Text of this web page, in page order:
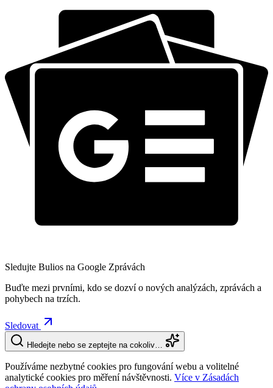
Sledujte Bulios na Google Zprávách
Buďte mezi prvními, kdo se dozví o nových analýzách, zprávách a
pohybech na trzích.
Sledovat
Hledejte nebo se zeptejte na cokoliv…
Používáme nezbytné cookies pro fungování webu a volitelné
analytické cookies pro měření návštěvnosti. Více v Zásadách